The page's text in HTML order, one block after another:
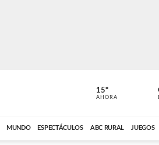
ABC CARDINAL
15º
AHORA
MUNDO ESPECTÁCULOS ABC RURAL JUEGOS